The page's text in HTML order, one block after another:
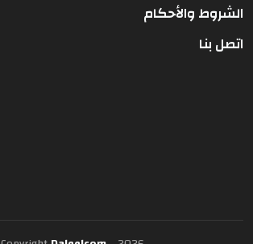
الشروط والأحكام
اتصل بنا